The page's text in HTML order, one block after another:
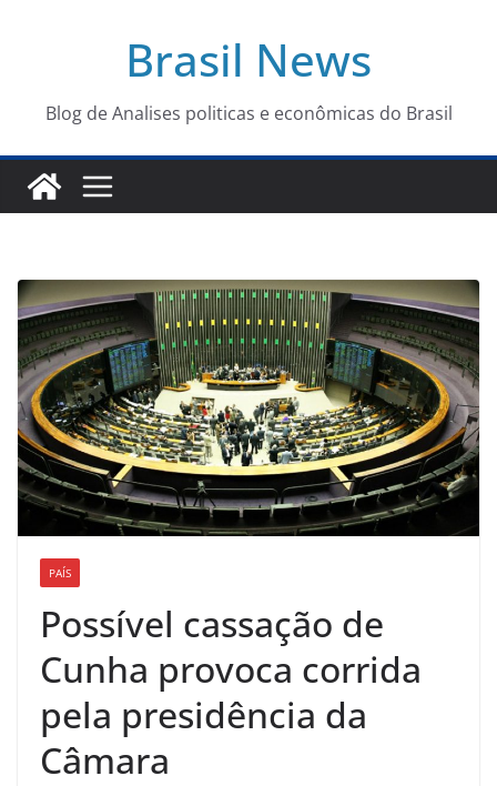
conteúdo
Brasil News
Blog de Analises politicas e econômicas do Brasil
PAÍS
Possível cassação de
Cunha provoca corrida
pela presidência da
Câmara